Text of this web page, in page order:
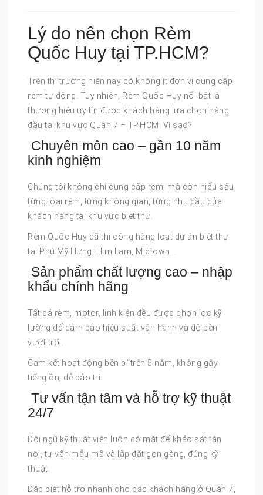
Lý do nên chọn Rèm
Quốc Huy tại TP.HCM?
Trên thị trường hiện nay có không ít đơn vị cung cấp
rèm tự động. Tuy nhiên, Rèm Quốc Huy nổi bật là
thương hiệu uy tín được khách hàng lựa chọn hàng
đầu tại khu vực Quận 7 – TP.HCM. Vì sao?
Chuyên môn cao – gần 10 năm
kinh nghiệm
Chúng tôi không chỉ cung cấp rèm, mà còn hiểu sâu
từng loại rèm, từng không gian, từng nhu cầu của
khách hàng tại khu vực biệt thự.
Rèm Quốc Huy đã thi công hàng loạt dự án biệt thự
tại Phú Mỹ Hưng, Him Lam, Midtown…
Sản phẩm chất lượng cao – nhập
khẩu chính hãng
Tất cả rèm, motor, linh kiện đều được chọn lọc kỹ
lưỡng để đảm bảo hiệu suất vận hành và độ bền
vượt trội.
Cam kết hoạt động bền bỉ trên 5 năm, không gây
tiếng ồn, dễ bảo trì.
Tư vấn tận tâm và hỗ trợ kỹ thuật
24/7
Đội ngũ kỹ thuật viên luôn có mặt để khảo sát tận
nơi, tư vấn mẫu mã và lắp đặt gọn gàng, đúng kỹ
thuật.
Đặc biệt hỗ trợ nhanh cho các khách hàng ở Quận 7,